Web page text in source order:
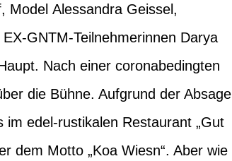
, Model Alessandra Geissel,
GNTM-Teilnehmerinnen Darya
. Nach einer coronabedingten
die Bühne. Aufgrund der Absage
edel-rustikalen Restaurant „Gut
dem Motto „Koa Wiesn“. Aber wie